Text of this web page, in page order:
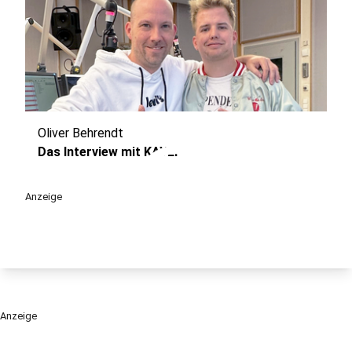
play_circle
Oliver Behrendt
Das Interview mit KAYEF
Anzeige
Anzeige